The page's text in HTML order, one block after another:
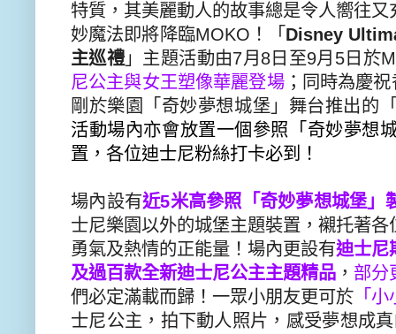
特質，其美麗動人的故事總是令人嚮往
妙魔法即將降臨MOKO ！「 Disney
主巡禮」主題活動由7月 8 日至9月 5日於
尼公主與女王塑像華麗登場；同時為慶祝
剛 於樂園「奇妙夢想城堡」舞台推出的
活動場內亦會放置一個參照 「奇妙夢想
置，各位迪士尼粉絲打卡必到！
場內設有近5米高參照 「奇妙夢想城堡」
士尼樂園以外的城堡主題裝置，襯托著各
勇氣及熱情的正能量！場內更設有迪士尼
及過百款全新迪士尼公主主題精品 ， 部分
們必定滿載而歸！一眾小朋友更可於 「
士尼公主 ， 拍下動人照片，感受夢想成